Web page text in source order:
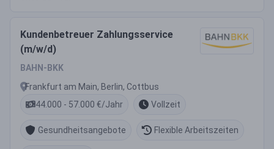
Kundenbetreuer Zahlungsservice
(m/w/d)
BAHN-BKK
Frankfurt am Main, Berlin, Cottbus
44.000 - 57.000 €/Jahr
Vollzeit
Gesundheitsangebote Flexible Arbeitszeiten